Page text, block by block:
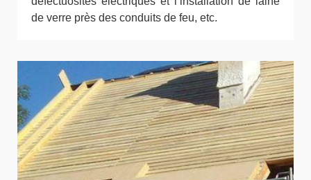
de verre près des conduits de feu, etc.